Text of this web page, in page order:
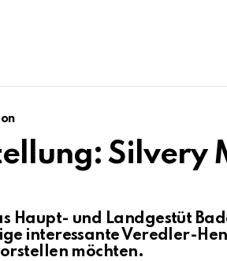
Silvery
Haupt- und Landgestüt
interessante Veredler-
möchten.